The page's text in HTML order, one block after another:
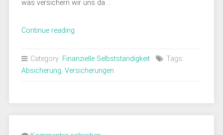
was versichern wir uns da …
Continue reading„Absicherung
Beruhigungspille?
Warum
nicht
rational
Category: Finanzielle Selbstständigkeit
Tags:
Absicherung, Versicherungen